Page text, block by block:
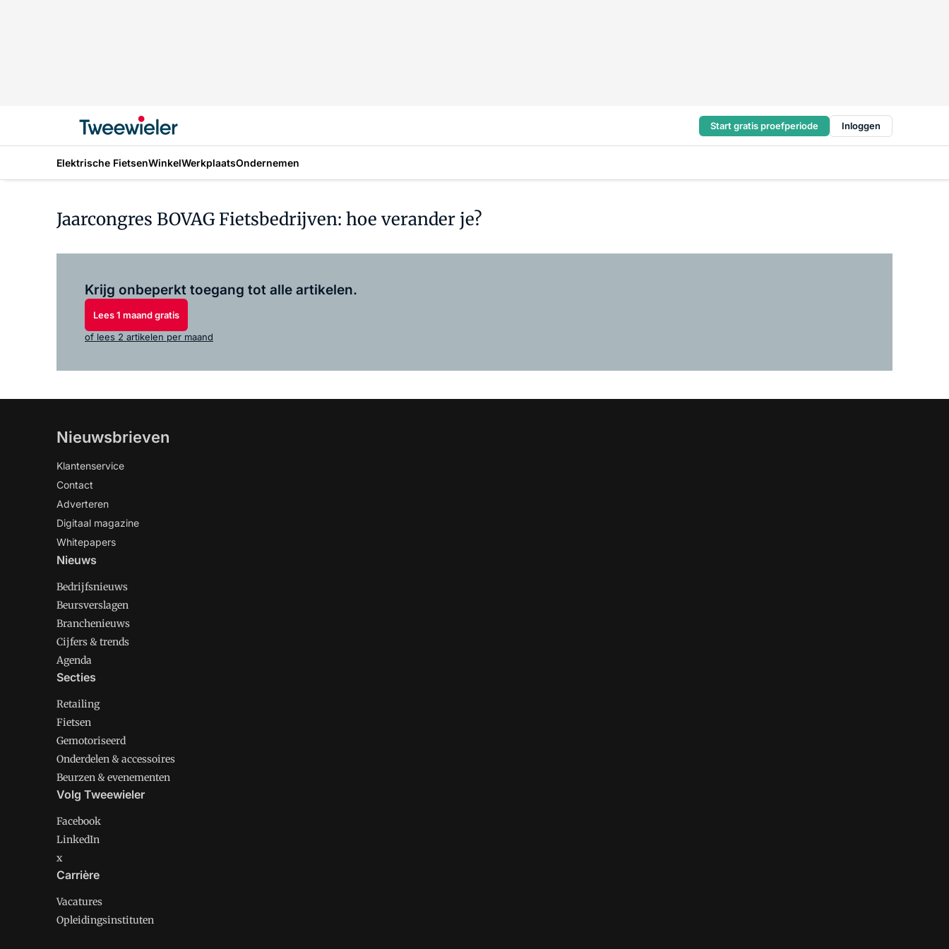
Start gratis proefperiode Inloggen
Elektrische FietsenWinkelWerkplaatsOndernemen
Jaarcongres BOVAG Fietsbedrijven: hoe verander je?
Krijg onbeperkt toegang tot alle artikelen.
Lees 1 maand gratis
of lees 2 artikelen per maand
Nieuwsbrieven
Klantenservice
Contact
Adverteren
Digitaal magazine
Whitepapers
Nieuws
Bedrijfsnieuws
Beursverslagen
Branchenieuws
Cijfers & trends
Agenda
Secties
Retailing
Fietsen
Gemotoriseerd
Onderdelen & accessoires
Beurzen & evenementen
Volg Tweewieler
Facebook
LinkedIn
x
Carrière
Vacatures
Opleidingsinstituten